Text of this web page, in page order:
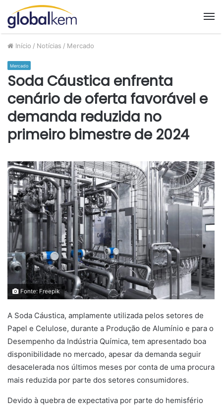
Início / Notícias / Mercado
Mercado
Soda Cáustica enfrenta
cenário de oferta favorável e
demanda reduzida no
primeiro bimestre de 2024
Fonte: Freepik
A Soda Cáustica, amplamente utilizada pelos setores de
Papel e Celulose, durante a Produção de Alumínio e para o
Desempenho da Indústria Química, tem apresentado boa
disponibilidade no mercado, apesar da demanda seguir
desacelerada nos últimos meses por conta de uma procura
mais reduzida por parte dos setores consumidores.
Devido à quebra de expectativa por parte do hemisfério